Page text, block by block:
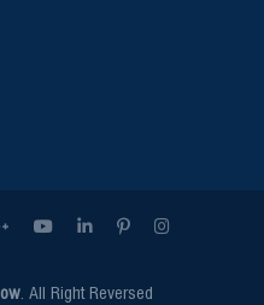
. All Right Reversed